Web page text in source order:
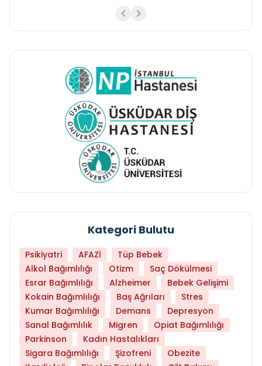
Kategori Bulutu
Psikiyatri AFAZİ
Tüp Bebek
Alkol Bağımlılığı
Otizm
Saç Dökülmesi
Esrar Bağımlılığı
Alzheimer
Bebek Gelişimi
Kokain Bağımlılığı
Baş Ağrıları
Stres
Kumar Bağımlılığı
Demans
Depresyon
Sanal Bağımlılık
Migren
Opiat Bağımlılığı
Parkinson
Kadın Hastalıkları
Sigara Bağımlılığı
Şizofreni
Obezite